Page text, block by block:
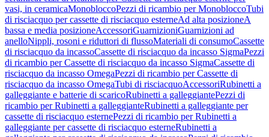
vasi, in ceramicaMonobloccoPezzi di ricambio per MonobloccoTubi
di risciacquo per cassette di risciacquo esterneAd alta posizioneA
bassa e media posizioneAccessoriGuarnizioniGuarnizioni ad
anelloNippli, rosoni e riduttori di flussoMateriali di consumoCassette
di risciacquo da incassoCassette di risciacquo da incasso SigmaPezzi
di ricambio per Cassette di risciacquo da incasso SigmaCassette di
risciacquo da incasso OmegaPezzi di ricambio per Cassette di
risciacquo da incasso OmegaTubi di risciacquoAccessoriRubinetti a
galleggiante e batterie di scaricoRubinetti a galleggiantePezzi di
ricambio per Rubinetti a galleggianteRubinetti a galleggiante per
cassette di risciacquo esternePezzi di ricambio per Rubinetti a
galleggiante per cassette di risciacquo esterneRubinetti a